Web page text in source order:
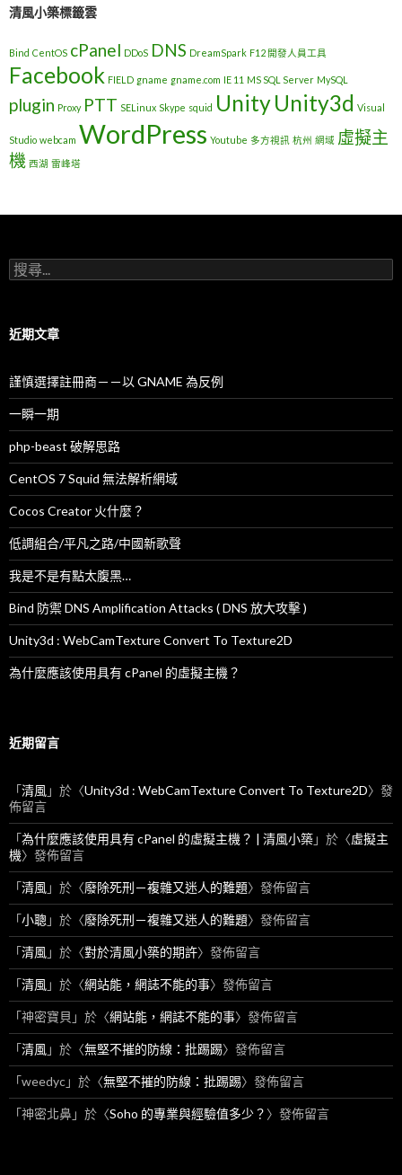
清風小築標籤雲
Bind CentOS cPanel DDoS DNS DreamSpark F12 開發人員工具
Facebook FIELD gname gname.com IE 11 MS SQL Server MySQL
plugin Proxy PTT SELinux Skype squid UnityUnity3d Visual
Studio webcam WordPress Youtube 多方視訊 杭州 網域 虛擬主
機 西湖 雷峰塔
搜
尋
字
近期文章
謹慎選擇註冊商－－以 GNAME 為反例
一瞬一期
php-beast 破解思路
CentOS 7 Squid 無法解析網域
Cocos Creator 火什麼？
低調組合/平凡之路/中國新歌聲
我是不是有點太腹黑…
Bind 防禦 DNS Amplification Attacks ( DNS 放大攻擊 )
Unity3d : WebCamTexture Convert To Texture2D
為什麼應該使用具有 cPanel 的虛擬主機？
近期留言
「清風」於〈Unity3d : WebCamTexture Convert To Texture2D〉發
佈留言
「為什麼應該使用具有 cPanel 的虛擬主機？ | 清風小築」於〈虛擬主
機〉發佈留言
「清風」於〈廢除死刑－複雜又迷人的難題〉發佈留言
「小聰 」於〈廢除死刑－複雜又迷人的難題〉發佈留言
「清風」於〈對於清風小築的期許〉發佈留言
「清風」於〈網站能，網誌不能的事〉發佈留言
「神密寶貝 」於〈網站能，網誌不能的事〉發佈留言
「清風」於〈無堅不摧的防線：批踢踢〉發佈留言
「weedyc」於〈無堅不摧的防線：批踢踢〉發佈留言
「神密北鼻」於〈Soho 的專業與經驗值多少？ 〉發佈留言